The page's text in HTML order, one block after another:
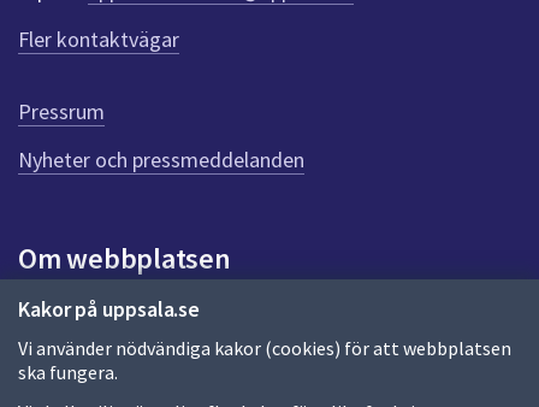
Kakor på uppsala.se
Vi använder nödvändiga kakor (cookies) för att webbplatsen
ska fungera.
ö
r
e
n
n
a
d
a
Fler kontaktvägar
Pressrum
Nyheter och pressmeddelanden
Om webbplatsen
Om webbplatsen
Allmänna handlingar och diarium
Behandling av personuppgifter